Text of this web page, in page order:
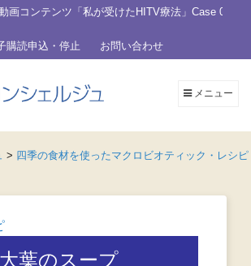
テンツ「私が受けたHITV療法」Case 003を
購読申込・停止 お問い合わせ
メニュー
> 四季の食材を使ったマクロビオティック・レシピ
葉のスープ